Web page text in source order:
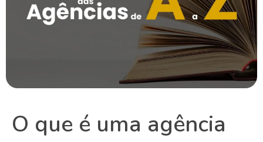
O que é uma agência